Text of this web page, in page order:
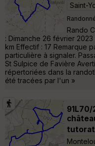
Saint-
Rando
: Dimanche 26 février 2023
km Effectif : 17 Remarque
particulière à signaler.
St Sulpice de Favière
répertoriées dans la
été tracées par l'un »
tutorat